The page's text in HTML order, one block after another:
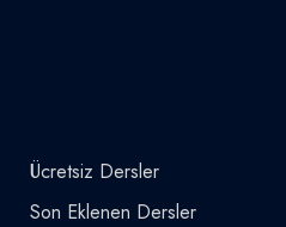
Ücretsiz Dersler
Son Eklenen Dersler